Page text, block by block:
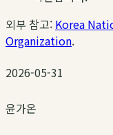
외부 참고: Korea
Organization.
2026-05-31
윤가온